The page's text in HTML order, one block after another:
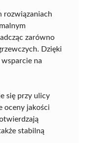
rozwiązaniach
zarówno
Dzięki
na
się przy ulicy
oceny jakości
stabilną